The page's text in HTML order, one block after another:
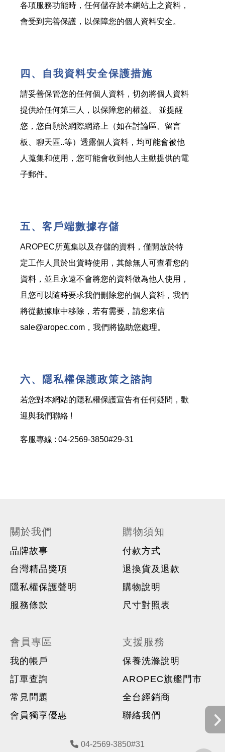
各項服務功能時，任何儲存於本網站上之資料，
會受到完善保護，以保障您的個人資料安全。
四、自我資料安全保護措施
請妥善保管您的任何個人資料，切勿將個人資料
提供給任何第三人，以保障您的權益。 並提醒
您，您自願於網際網路上（如在討論區、留言
板、聊天區..等）透露個人資料，均可能會被他
人蒐集和使用，您可能會收到他人主動提供的電
子郵件。
五、客戶端數據存儲
AROPEC所蒐集以及存儲的資料，僅開放於特
定工作人員於出貨時使用，其餘無人可查看您的
資料，並且永遠不會將您的資料做為他人使用，
且您可以隨時要求我們刪除您的個人資料，我們
將從數據庫中移除，若有需要，請您來信
sale@aropec.com，我們將協助您處理。
六、隱私權保護政策之諮詢
若您對本網站的隱私權保護宣告有任何疑問，歡
迎與我們聯絡 !
客服專線 : 04-2569-3850#29-31
關於我們
品牌故事
台灣精品獎項
隱私權保護聲明
服務條款
購物須知
付款方式
退換貨及退款
購物說明
尺寸對照表
會員專區
我的帳戶
訂單查詢
常見問題
會員獨享優惠
支援服務
保養洗滌說明
AROPEC旗艦門市
全台經銷商
聯絡我們
04-2569-3850#31